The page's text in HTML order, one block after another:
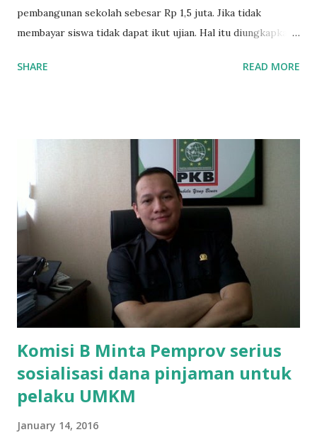
pembangunan sekolah sebesar Rp 1,5 juta. Jika tidak
membayar siswa tidak dapat ikut ujian. Hal itu diungkapkan
SMAN 8 Jalan Iskandar Muda Surabaya mengatakan, ada
Mujib menambahkan, akhirnya terpaksa ortu nya pinjam
uang tetangga 500 ribu, agar anaknya bisa ikut ujian.
"Kasihan dia sudah tidak punya ayah, ibunya saudara saya,
kerja sebagai pembantu rumah tangga. Tolong dibantu mas,
agar uang bisa kembali,"ungkapnya. Perihal adanya
penarikan uang iuran untuk pembangunan gedung sekolah,
dibenarkan oleh Atika Fadhilah siswa kelas XI saat
diwawancarai. "Benar, bilangnya wajib Rp 1,5 juta dan waktu
terakh...
SHARE READ MORE
Komisi B Minta Pemprov serius
sosialisasi dana pinjaman untuk
pelaku UMKM
January 14, 2016